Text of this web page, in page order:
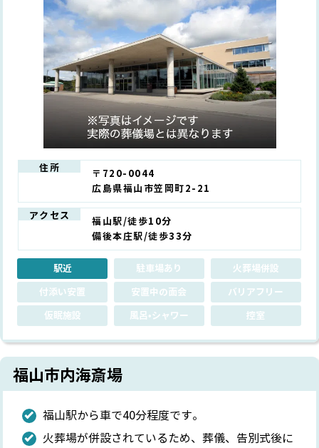
住所
〒720-0044
広島県福山市笠岡町2-21
アクセス
福山駅/徒歩10分
備後本庄駅/徒歩33分
駅近 駐車場あり
火葬場併設
付添い安置
安置中の面会
バリアフリー
仮眠施設
風呂•シャワー 控室
福山市内海斎場
福山駅から車で40分程度です。
火葬場が併設されているため、葬儀、告別式後に